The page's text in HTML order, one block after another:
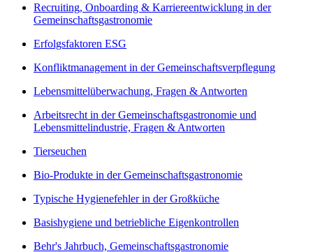
Recruiting, Onboarding & Karriereentwicklung in der
Gemeinschaftsgastronomie
Erfolgsfaktoren ESG
Konfliktmanagement in der Gemeinschaftsverpflegung
Lebensmittelüberwachung, Fragen & Antworten
Arbeitsrecht in der Gemeinschaftsgastronomie und
Lebensmittelindustrie, Fragen & Antworten
Tierseuchen
Bio-Produkte in der Gemeinschaftsgastronomie
Typische Hygienefehler in der Großküche
Basishygiene und betriebliche Eigenkontrollen
Behr's Jahrbuch, Gemeinschaftsgastronomie